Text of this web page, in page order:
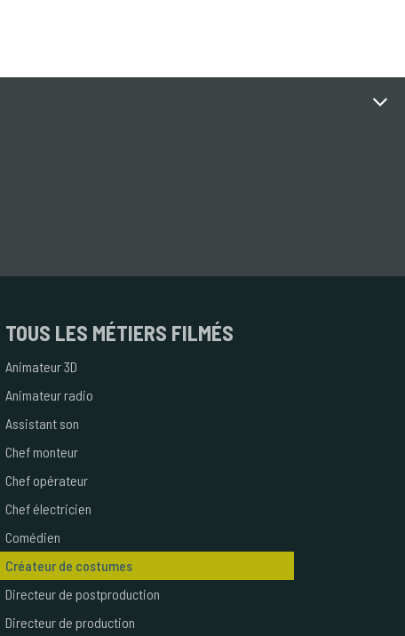
TOUS LES MÉTIERS FILMÉS
Animateur 3D
Animateur radio
Assistant son
Chef monteur
Chef opérateur
Chef électricien
Comédien
Créateur de costumes
Directeur de postproduction
Directeur de production